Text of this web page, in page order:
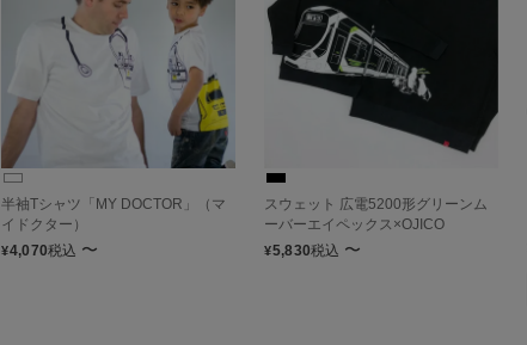
半袖Tシャツ「MY DOCTOR」（マ
イドクター）
¥4,070税込 〜
スウェット 広電5200形グリーンム
ーバーエイペックス×OJICO
¥5,830税込 〜